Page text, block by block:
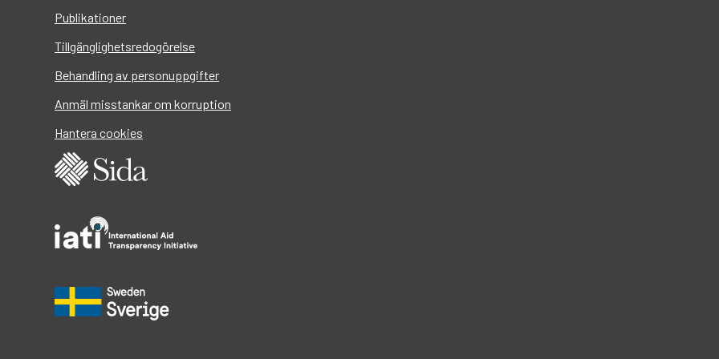
Publikationer
Tillgänglighetsredogörelse
Behandling av personuppgifter
Anmäl misstankar om korruption
Hantera cookies